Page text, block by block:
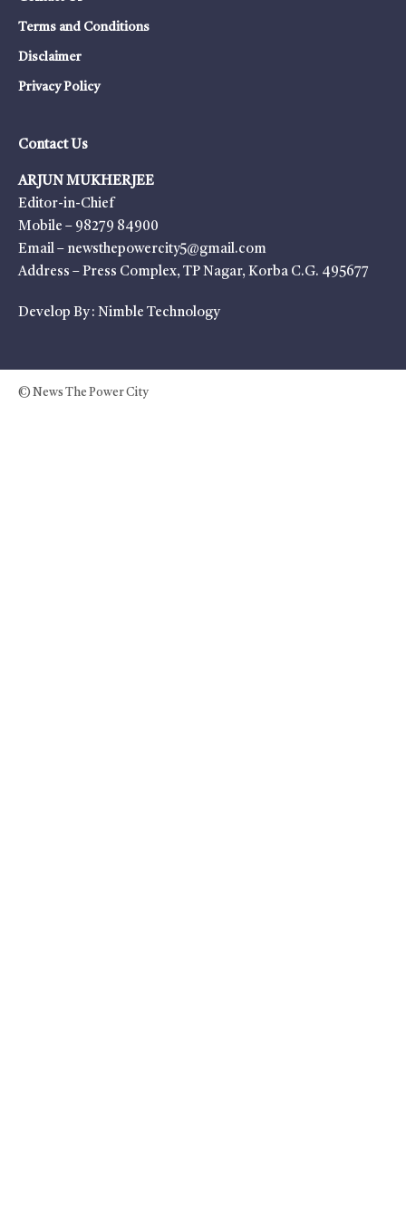
Terms and Conditions
Disclaimer
Privacy Policy
Contact Us
ARJUN MUKHERJEE
Editor-in-Chief
Mobile – 98279 84900
Email – newsthepowercity5@gmail.com
Address – Press Complex, TP Nagar, Korba C.G. 495677
Develop By : Nimble Technology
© News The Power City